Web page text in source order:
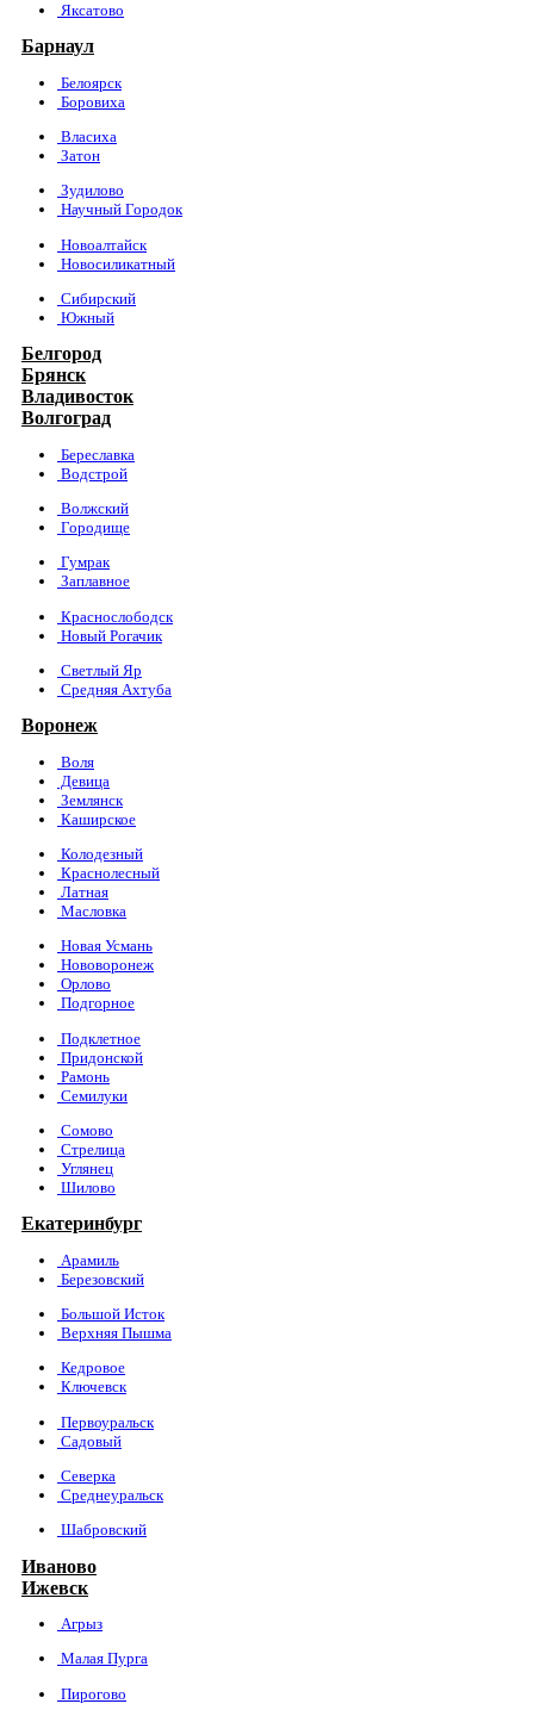
Яксатово
Барнаул
Белоярск
Боровиха
Власиха
Затон
Зудилово
Научный Городок
Новоалтайск
Новосиликатный
Сибирский
Южный
Белгород
Брянск
Владивосток
Волгоград
Береславка
Водстрой
Волжский
Городище
Гумрак
Заплавное
Краснослободск
Новый Рогачик
Светлый Яр
Средняя Ахтуба
Воронеж
Воля
Девица
Землянск
Каширское
Колодезный
Краснолесный
Латная
Масловка
Новая Усмань
Нововоронеж
Орлово
Подгорное
Подклетное
Придонской
Рамонь
Семилуки
Сомово
Стрелица
Углянец
Шилово
Екатеринбург
Арамиль
Березовский
Большой Исток
Верхняя Пышма
Кедровое
Ключевск
Первоуральск
Садовый
Северка
Среднеуральск
Шабровский
Иваново
Ижевск
Агрыз
Малая Пурга
Пирогово